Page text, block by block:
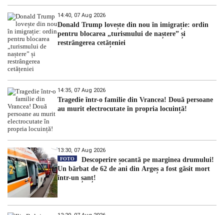
14:40, 07 Aug 2026
Donald Trump lovește din nou în imigrație: ordin
pentru blocarea „turismului de naștere” și
restrângerea cetățeniei
14:35, 07 Aug 2026
Tragedie într-o familie din Vrancea! Două persoane
au murit electrocutate în propria locuință!
13:30, 07 Aug 2026
FOTO
Descoperire șocantă pe marginea drumului!
Un bărbat de 62 de ani din Argeș a fost găsit mort
într-un șanț!